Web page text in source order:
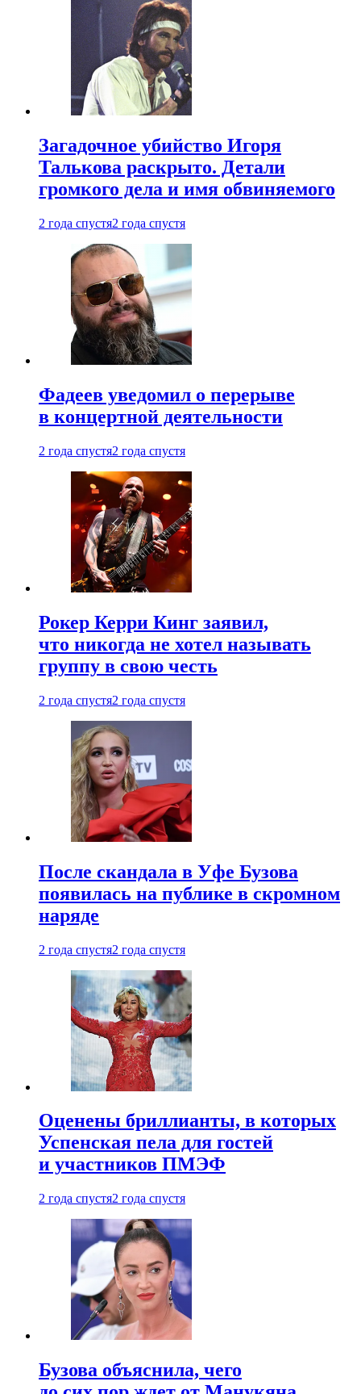
Загадочное убийство Игоря
Талькова раскрыто. Детали
громкого дела и имя обвиняемого
2 года спустя2 года спустя
Фадеев уведомил о перерыве
в концертной деятельности
2 года спустя2 года спустя
Рокер Керри Кинг заявил,
что никогда не хотел называть
группу в свою честь
2 года спустя2 года спустя
После скандала в Уфе Бузова
появилась на публике в скромном
наряде
2 года спустя2 года спустя
Оценены бриллианты, в которых
Успенская пела для гостей
и участников ПМЭФ
2 года спустя2 года спустя
Бузова объяснила, чего